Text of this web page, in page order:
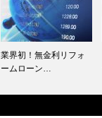
業界初！無金利リフォ
ームローン…